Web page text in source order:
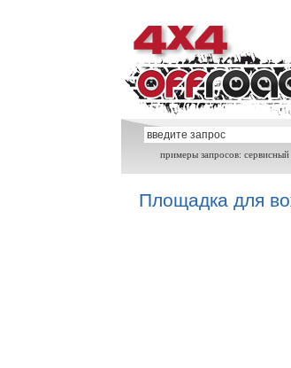
примеры запросов:
Площадка для